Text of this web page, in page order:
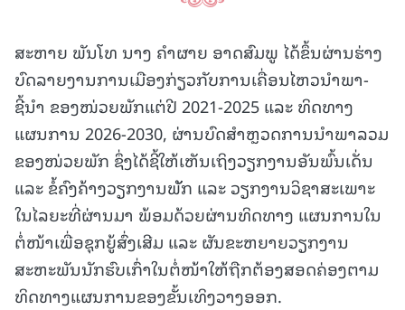
ສະຫາຍ ພັນໂທ ນາງ ຄຳຜາຍ ອາດສົມພູ ໄດ້ຂຶ້ນຜ່ານຮ່າງ
ບົດລາຍງານການເມືອງກ່ຽວກັບການເຄື່ອນໄຫວນຳພາ-
ຊີ້ນຳ ຂອງໜ່ວຍພັກແຕ່ປີ 2021-2025 ແລະ ທິດທາງ
ແຜນການ 2026-2030, ຜ່ານບົດສໍາຫຼວດການນຳພາລວມ
ຂອງໜ່ວຍພັກ ຊຶ່ງໄດ້ຊີ້ໃຫ້ເຫັນເຖິງວຽກງານອັນພົ້ນເດັ່ນ
ແລະ ຂໍ້ຄົງຄ້າງວຽກງານພັັກ ແລະ ວຽກງານວິຊາສະເພາະ
ໃນໄລຍະທີ່ຜ່ານມາ ພ້ອມດ້ວຍຜ່ານທິດທາງ ແຜນການໃນ
ຕໍ່ໜ້າເພື່ອຊຸກຍູ້ສົ່ງເສີມ ແລະ ຜັນຂະຫຍາຍວຽກງານ
ສະຫະພັນນັກຮົບເກົ່າໃນຕໍ່ໜ້າໃຫ້ຖືກຕ້ອງສອດຄ່ອງຕາມ
ທິດທາງແຜນການຂອງຂັ້ນເທິງວາງອອກ.